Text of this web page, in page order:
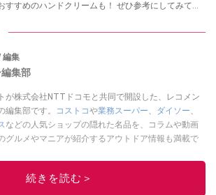
すすめのハンドクリームも！ ぜひ参考にしてみてく
編集
集部
が株式会社NTTドコモと共同で開設した、レコメン
編集部です。
コストコや業務スーパー、 ダイソー、
などの人気ショップの隠れた名品を、コラムや動画
グルメやマニアが紹介するアウトドア情報も満載で
日トレンド情報をお届けしているので、ぜひ
ください！続きを読む＞